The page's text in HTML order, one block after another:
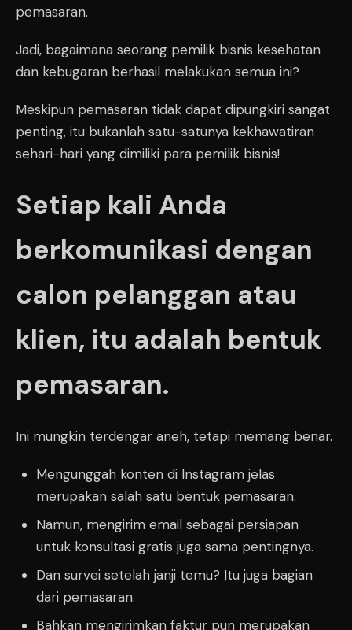
pemasaran.
Jadi, bagaimana seorang pemilik bisnis kesehatan
dan kebugaran berhasil melakukan semua ini?
Meskipun pemasaran tidak dapat dipungkiri sangat
penting, itu bukanlah satu-satunya kekhawatiran
sehari-hari yang dimiliki para pemilik bisnis!
Setiap kali Anda
berkomunikasi dengan
calon pelanggan atau
klien, itu adalah bentuk
pemasaran.
Ini mungkin terdengar aneh, tetapi memang benar.
Mengunggah konten di Instagram jelas
merupakan salah satu bentuk pemasaran.
Namun, mengirim email sebagai persiapan
untuk konsultasi gratis juga sama pentingnya.
Dan survei setelah janji temu? Itu juga bagian
dari pemasaran.
Bahkan mengirimkan faktur pun merupakan